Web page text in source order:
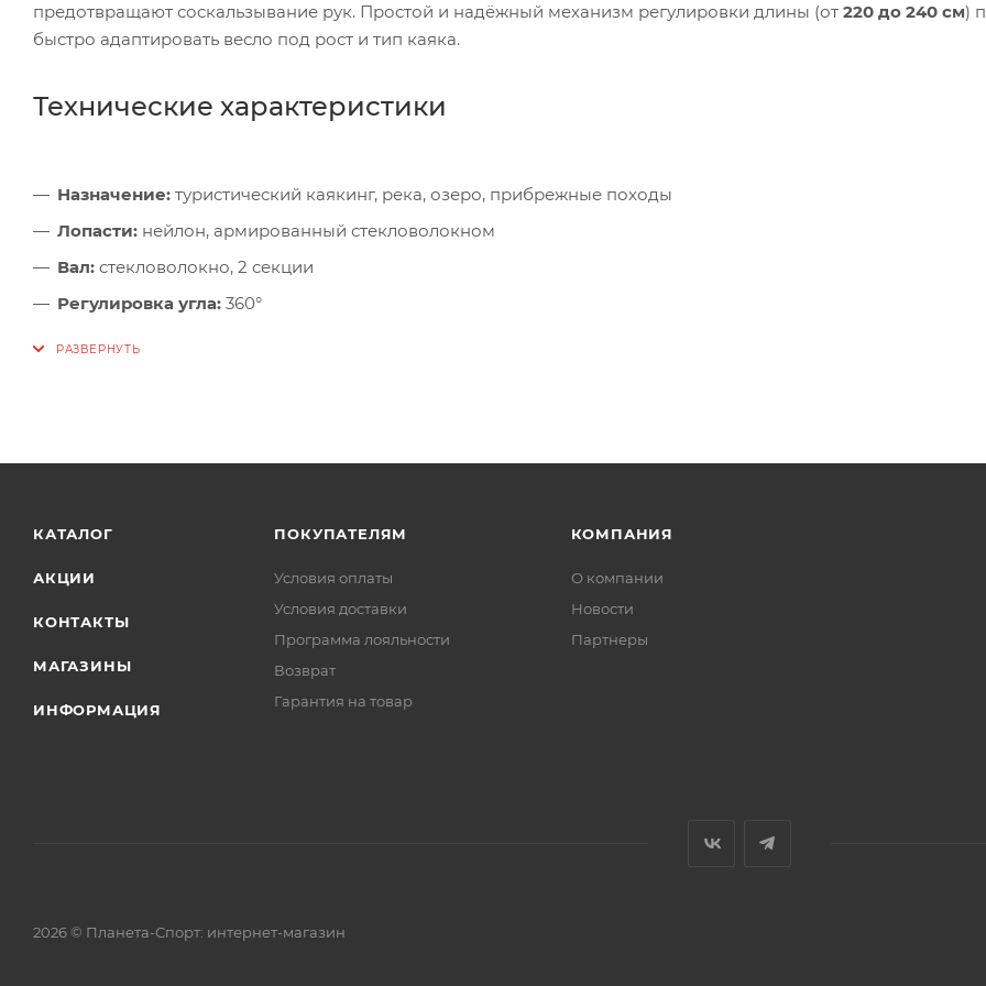
предотвращают соскальзывание рук. Простой и надёжный механизм регулировки длины (от 220 до 240 см)
быстро адаптировать весло под рост и тип каяка.
Технические характеристики
Назначение: туристический каякинг, река, озеро, прибрежные походы
Лопасти: нейлон, армированный стекловолокном
Вал: стекловолокно, 2 секции
Регулировка угла: 360°
Длина:220–240 см
КАТАЛОГ
АКЦИИ
КОНТАКТЫ
МАГАЗИНЫ
ИНФОРМАЦИЯ
ПОКУПАТЕЛЯМ
Условия оплаты
Условия доставки
Программа лояльности
Возврат
Гарантия на товар
КОМПАНИЯ
О компании
Новости
Партнеры
2026 © Планета-Спорт: интернет-магазин